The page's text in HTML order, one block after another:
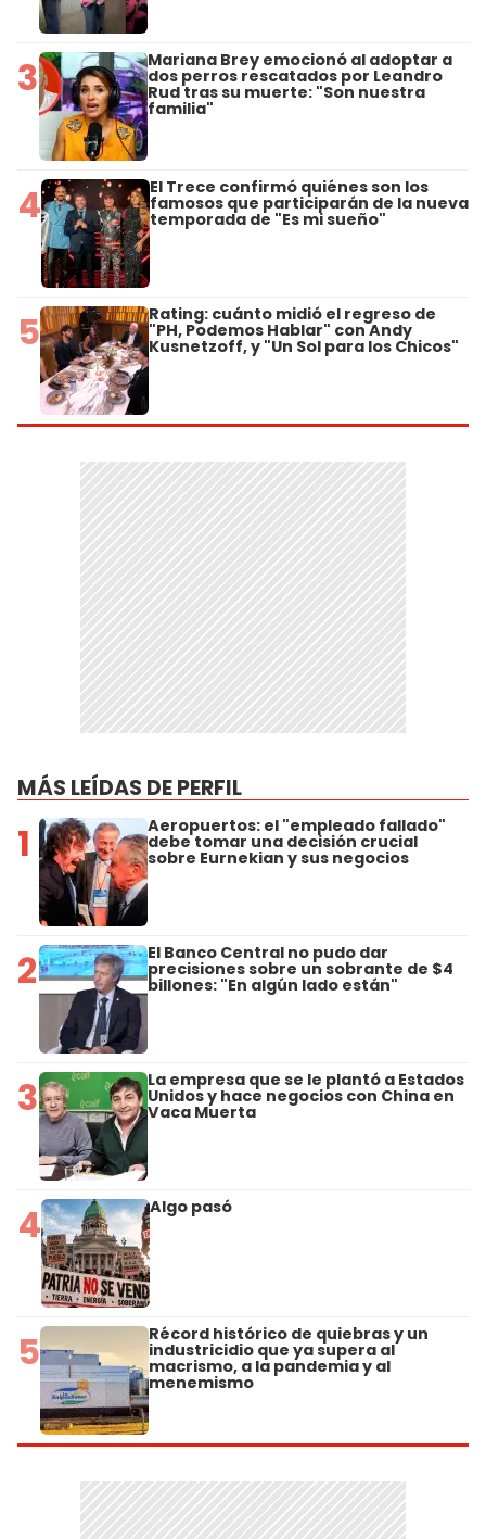
3 Mariana Brey emocionó al adoptar a
dos perros rescatados por Leandro
Rud tras su muerte: "Son nuestra
familia"
4 El Trece confirmó quiénes son los
famosos que participarán de la nueva
temporada de "Es mi sueño"
5 Rating: cuánto midió el regreso de
"PH, Podemos Hablar" con Andy
Kusnetzoff, y "Un Sol para los Chicos"
MÁS LEÍDAS DE PERFIL
1 Aeropuertos: el "empleado fallado"
debe tomar una decisión crucial
sobre Eurnekian y sus negocios
2 El Banco Central no pudo dar
precisiones sobre un sobrante de $4
billones: "En algún lado están"
3 La empresa que se le plantó a Estados
Unidos y hace negocios con China en
Vaca Muerta
4 Algo pasó
5 Récord histórico de quiebras y un
industricidio que ya supera al
macrismo, a la pandemia y al
menemismo